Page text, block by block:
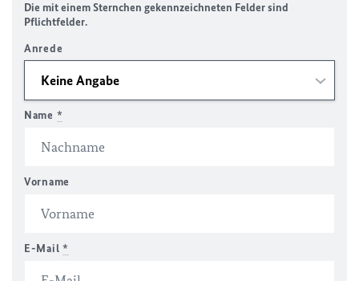
Die mit einem Sternchen gekennzeichneten Felder sind
Pflichtfelder.
Anrede
Name *
Vorname
E-Mail *